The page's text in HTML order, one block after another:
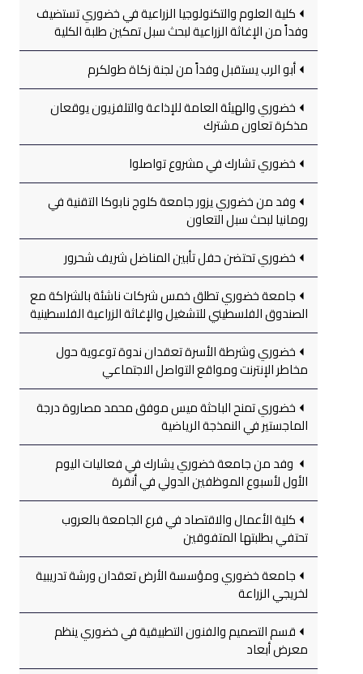
كلية العلوم والتكنولوجيا الزراعية في خضوري تستضيف
وفداً من الإغاثة الزراعية لبحث سبل تمكين طلبة الكلية
أبو الرب يستقبل وفداً من لجنة زكاة طولكرم
خضوري والهيئة العامة للإذاعة والتلفزيون يوقعان
مذكرة تعاون مشترك
خضوري تشارك في مشروع تواصلوا
وفد من خضوري يزور جامعة كلوج نابوكا التقنية في
رومانيا لبحث سبل التعاون
خضوري تحتضن حفل تأبين المناضل شريف شحرور
جامعة خضوري تطلق خمس شركات ناشئة بالشراكة مع
الصندوق الفلسطيني للتشغيل والإغاثة الزراعية الفلسطينية
خضوري وشرطة الأسرة تعقدان ندوة توعوية حول
مخاطر الإنترنت ومواقع التواصل الاجتماعي
خضوري تمنح الباحثة ميس موفق محمد مصاروة درجة
الماجستير في النمذجة الرياضية
وفد من جامعة خضوري يشارك في فعاليات اليوم
الأول لأسبوع الموظفين الدولي في أنقرة
كلية الأعمال والاقتصاد في فرع الجامعة بالعروب
تحتفي بطلبتها المتفوقين
جامعة خضوري ومؤسسة الأرض تعقدان ورشة تدريبية
لخريجي الزراعة
قسم التصميم والفنون التطبيقية في خضوري ينظم
معرض أبعاد